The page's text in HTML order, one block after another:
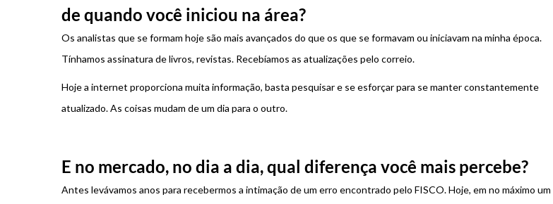
de quando você iniciou na área?
Os analistas que se formam hoje são mais avançados do que os que se formavam ou iniciavam na minha época.
Tínhamos assinatura de livros, revistas. Recebíamos as atualizações pelo correio.
Hoje a internet proporciona muita informação, basta pesquisar e se esforçar para se manter constantemente
atualizado. As coisas mudam de um dia para o outro.
E no mercado, no dia a dia, qual diferença você mais percebe?
Antes levávamos anos para recebermos a intimação de um erro encontrado pelo FISCO. Hoje, em no máximo um